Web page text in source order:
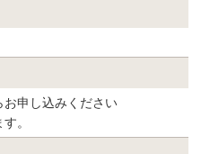
申し込みください
。